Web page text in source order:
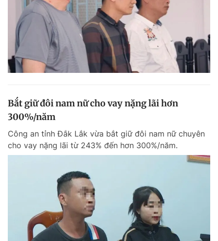
Bắt giữ đôi nam nữ cho vay nặng lãi hơn
300%/năm
Công an tỉnh Đắk Lắk vừa bắt giữ đôi nam nữ chuyên
cho vay nặng lãi từ 243% đến hơn 300%/năm.